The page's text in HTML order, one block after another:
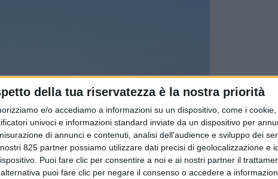
della tua riservatezza è la nostra priorità
e/o accediamo a informazioni su un dispositivo, come i
univoci e informazioni standard inviate da un dispositivo per
di annunci e contenuti, analisi dell'audience e sviluppo dei
825 partner possiamo utilizzare dati precisi di geolocalizzazione e
Puoi fare clic per consentire a noi e ai nostri partner il
puoi fare clic per negare il consenso o accedere a